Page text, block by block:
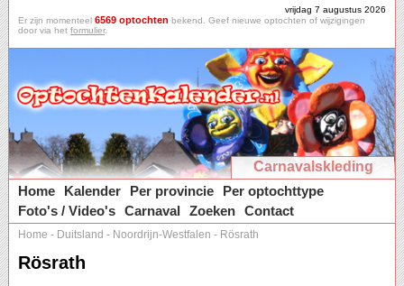
vrijdag 7 augustus 2026
Er zijn momenteel 6569 optochten bekend. Geef nieuwe optochten of wijzigingen
door via het formulier.
Carnavalskleding
Home
Kalender Per provincie
Per optochttype
Foto's / Video's Carnaval Zoeken Contact
Home - Duitsland - Noordrijn-Westfalen - Rösrath
Rösrath